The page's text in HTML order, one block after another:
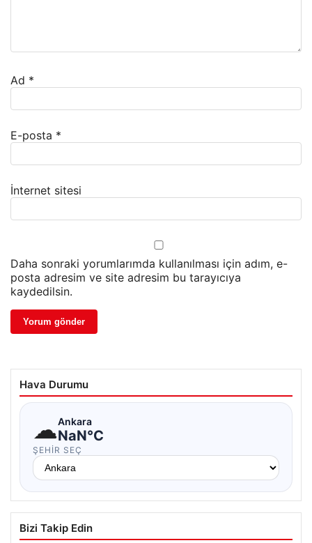
Ad *
E-posta *
İnternet sitesi
Daha sonraki yorumlarımda kullanılması için adım, e-
posta adresim ve site adresim bu tarayıcıya
kaydedilsin.
Hava Durumu
☁Ankara
NaN°C
ŞEHIR SEÇ
Bizi Takip Edin